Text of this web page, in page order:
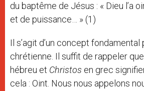
du baptême de Jésus : « Dieu l’a
et de puissance… » (1)
Il s’agit d’un concept fondamental
chrétienne. Il suffit de rappeler
hébreu et Christos en grec
cela : Oint. Nous nous appelons